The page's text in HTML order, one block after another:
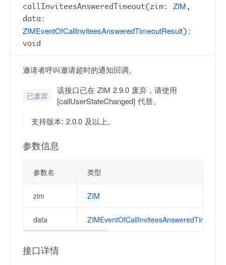
callInviteesAnsweredTimeout(zim: ZIM ,
data:
ZIMEventOfCallInviteesAnsweredTimeoutResult):
void
邀请者呼叫邀请超时的通知回调。
已废弃
该接口已在 ZIM 2.9.0 废弃，请使用
[callUserStateChanged] 代替。
支持版本: 2.0.0 及以上。
参数信息
参数名 类型
zim ZIM
data
接口详情